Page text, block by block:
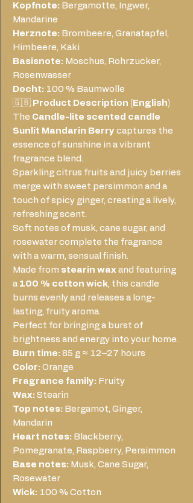
Kopfnote: Bergamotte, Ingwer,
Mandarine
Herznote: Brombeere, Granatapfel,
Himbeere, Kaki
Basisnote: Moschus, Rohrzucker,
Rosenwasser
Docht: 100 % Baumwolle
🇬🇧 Product Description (English)
The Candle-lite scented candle
Sunlit Mandarin Berry captures the
essence of sunshine in a vibrant
fragrance blend.
Sparkling citrus fruits and juicy berries
merge with sweet persimmon and a
touch of spicy ginger, creating a lively,
refreshing scent.
Soft notes of musk, cane sugar, and
rosewater complete the fragrance
with a warm, sensual finish.
Made from stearin wax and featuring
a 100 % cotton wick, this candle
burns evenly and releases a long-
lasting, fruity aroma.
Perfect for bringing a burst of
brightness and energy into your home.
Burn time: 85 g ≈ 12–27 hours
Color: Orange
Fragrance family: Fruity
Wax: Stearin
Top notes: Bergamot, Ginger,
Mandarin
Heart notes: Blackberry,
Pomegranate, Raspberry, Persimmon
Base notes: Musk, Cane Sugar,
Rosewater
Wick: 100 % Cotton